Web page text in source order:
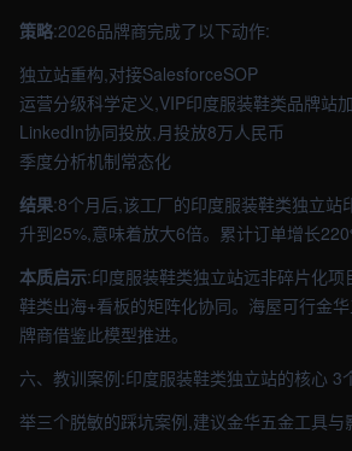
策略:2026品牌商完成了以下动作:
独立站重构,对接SalesforceSOP
运营分级科学定义,VIP印度服装鞋类品牌站
LinkedIn协同投放,月投放8万人民币
季度分析机制常态化
结果:8个月后,该工厂的印度服装鞋类独立站
升到25%,意味着放大6倍。累计订单增长
本质启示:印度服装鞋类独立站远非碎片化
鞋类出海+看板的矩阵化协同。海屋可行金
牌商借鉴此模型推进。
六、教训案例:印度服装鞋类独立站的核心 3
举三个脱敏的踩坑案例,建议金华五金工具与